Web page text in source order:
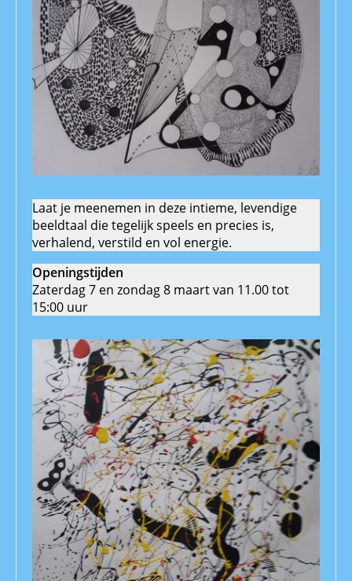
Laat je meenemen in deze intieme, levendige
beeldtaal die tegelijk speels en precies is,
verhalend, verstild en vol energie.
Openingstijden
Zaterdag 7 en zondag 8 maart van 11.00 tot
15:00 uur